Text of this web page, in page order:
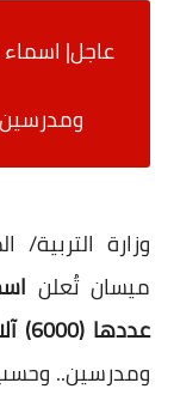
عاجل|
ومدرسين
وزارة
ميسان تُعلن
عددها (6000) آلاف درجة وظيفية ميسان
ومدرسين.. وحسب